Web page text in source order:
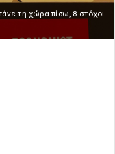
τη χώρα πίσω, 8 στόχοι